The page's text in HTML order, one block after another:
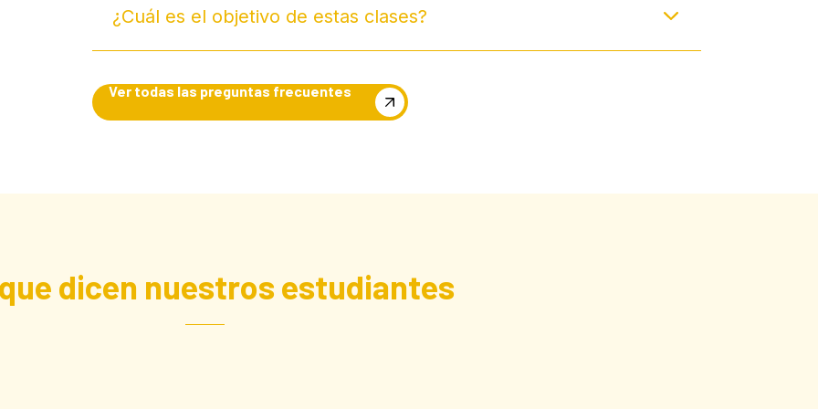
¿Cuál es el objetivo de estas clases?
Ver todas las preguntas frecuentes
dicen nuestros estudiantes